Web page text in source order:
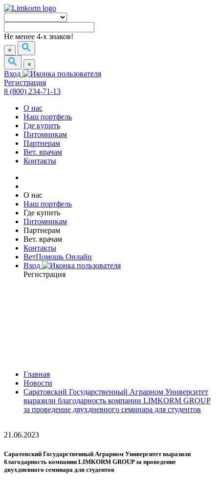
Не менее 4-х знаков!
×
×
Вход
Регистрация
8 (800) 234-71-13
О нас
Наш портфель
Где купить
Питомникам
Партнерам
Вет. врачам
Контакты
О нас
Наш портфель
Где купить
Питомникам
Партнерам
Вет. врачам
Контакты
ВетПомощь Онлайн
Вход
Регистрация
Главная
Новости
Саратовский Государственный Аграрном Университет
выразили благодарность компании LIMKORM GROUP
за проведение двухдневного семинара для студентов
21.06.2023
Саратовский Государственный Аграрном Университет выразили
благодарность компании LIMKORM GROUP за проведение
двухдневного семинара для студентов